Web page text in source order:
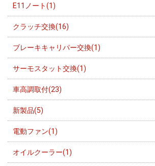
E11ノート(1)
クラッチ交換(16)
ブレーキキャリパー交換(1)
サーモスタット交換(1)
車高調取付(23)
新製品(5)
電動ファン(1)
オイルクーラー(1)